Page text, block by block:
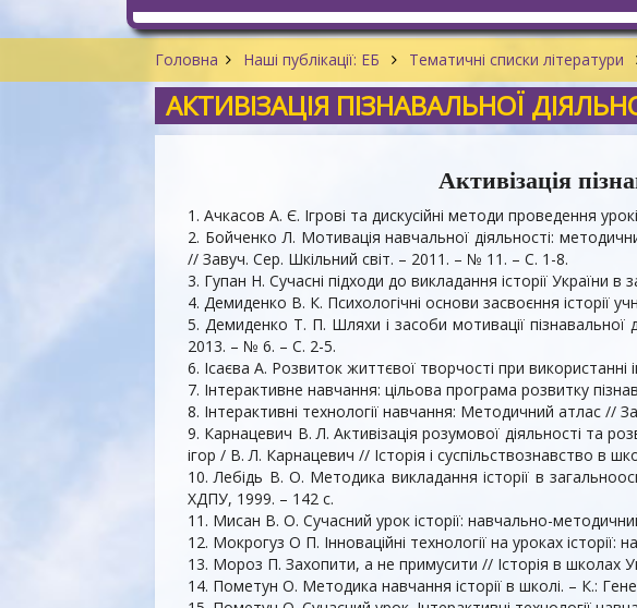
Головна Наші публікації: ЕБ Тематичні списки літератури
АКТИВІЗАЦІЯ ПІЗНАВАЛЬНОЇ
Активізація
1. Ачкасов А. Є. Ігрові та дискусійні методи проведення
2. Бойченко Л. Мотивація навчальної діяльності:
// Завуч. Сер. Шкільний світ. – 2011. – № 11. – С. 1-8.
3. Гупан Н. Сучасні підходи до викладання історії України
4. Демиденко В. К. Психологічні основи засвоєння
5. Демиденко Т. П. Шляхи і засоби мотивації пізнавальної
2013. – № 6. – С. 2-5.
6. Ісаєва А. Розвиток життєвої творчості при
7. Інтерактивне навчання: цільова програма розвитку
8. Інтерактивні технології навчання: Методичний атлас //
9. Карнацевич В. Л. Активізація розумової діяльності та
ігор / В. Л. Карнацевич // Історія і суспільствознавство в
10. Лебідь В. О. Методика викладання історії в
ХДПУ, 1999. – 142 c.
11. Мисан В. О. Сучасний урок історії: навчально-
12. Мокрогуз О П. Інноваційні технології на уроках
13. Мороз П. Захопити, а не примусити // Історія в школах
14. Пометун О. Методика навчання історії в школі. – К.: